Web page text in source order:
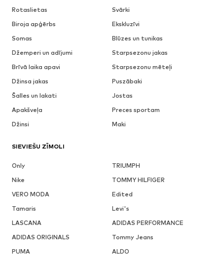
Rotaslietas
Svārki
Biroja apģērbs
Ekskluzīvi
Somas
Blūzes un tunikas
Džemperi un adījumi
Starpsezonu jakas
Brīvā laika apavi
Starpsezonu mēteļi
Džinsa jakas
Puszābaki
Šalles un lakati
Jostas
Apakšveļa
Preces sportam
Džinsi
Maki
SIEVIEŠU ZĪMOLI
Only
TRIUMPH
Nike
TOMMY HILFIGER
VERO MODA
Edited
Tamaris
Levi's
LASCANA
ADIDAS PERFORMANCE
ADIDAS ORIGINALS
Tommy Jeans
PUMA
ALDO